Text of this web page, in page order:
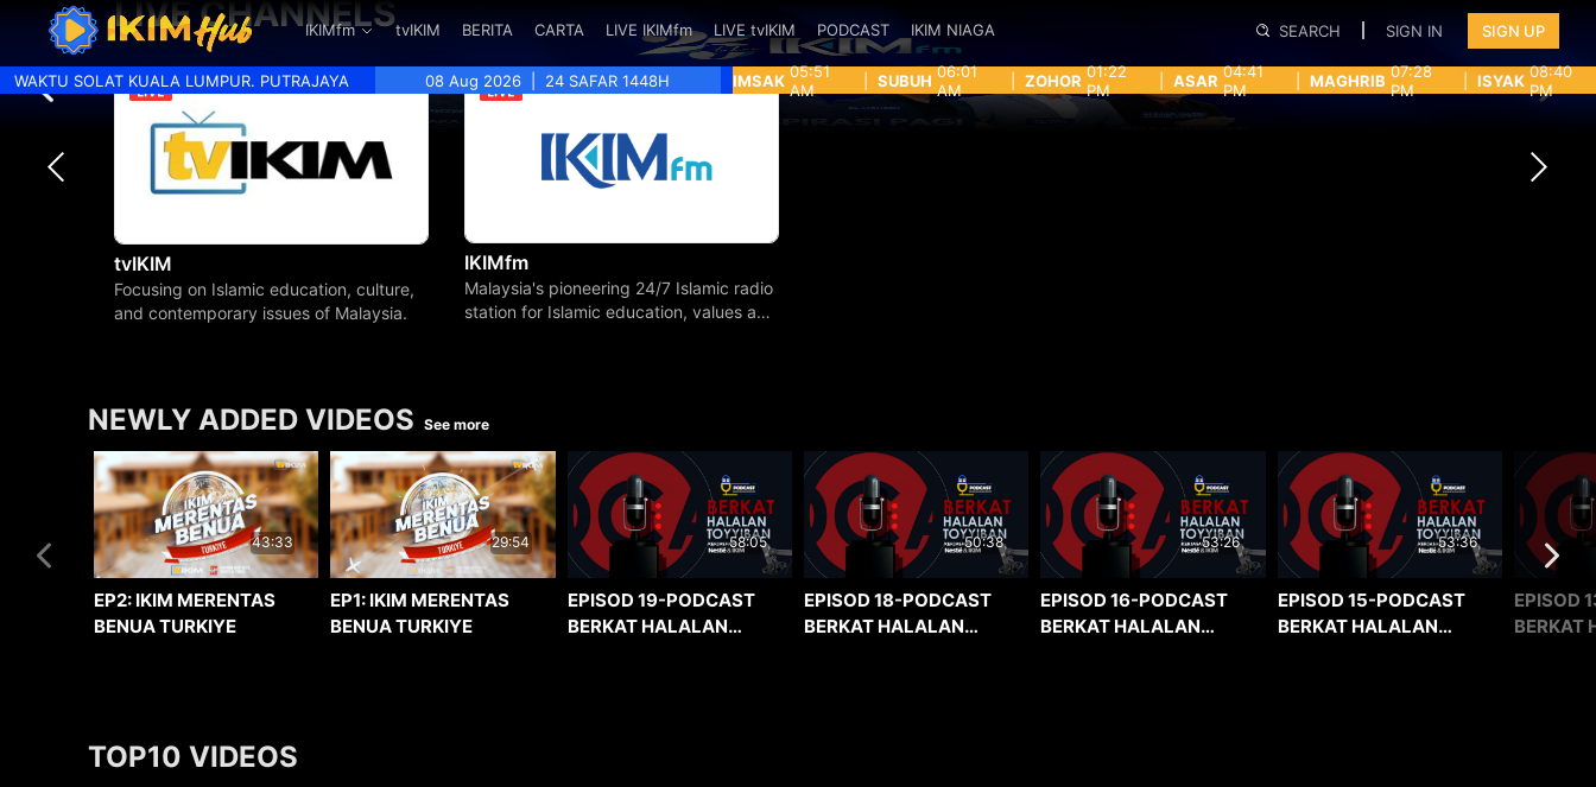
IKIMfm tvIKIM BERITA CARTA LIVE IKIMfm LIVE tvIKIM PODCAST IKIM NIAGA SEARCH SIGN IN SIGN UP
WAKTU SOLAT KUALA LUMPUR. PUTRAJAYA 08 Aug 2026 24 SAFAR 1448H IMSAK 05:51
AM
SUBUH 06:01
AM
ZOHOR 01:22
PM
ASAR 04:41
PM
MAGHRIB 07:28
PM
ISYAK 08:40
PM
LIVE CHANNELS
tvIKIM
Focusing on Islamic education, culture,
and contemporary issues of Malaysia.
IKIMfm
Malaysia's pioneering 24/7 Islamic radio
station for Islamic education, values and
NEWLY ADDED VIDEOS See more
43:33
EP2: IKIM MERENTAS
BENUA TURKIYE
29:54
EP1: IKIM MERENTAS
BENUA TURKIYE
58:05
EPISOD 19-PODCAST
BERKAT HALALAN
50:38
EPISOD 18-PODCAST
BERKAT HALALAN
53:26
EPISOD 16-PODCAST
BERKAT HALALAN
53:36
EPISOD 15-PODCAST
BERKAT HALALAN
EPISOD
BERKAT
TOP10 VIDEOS